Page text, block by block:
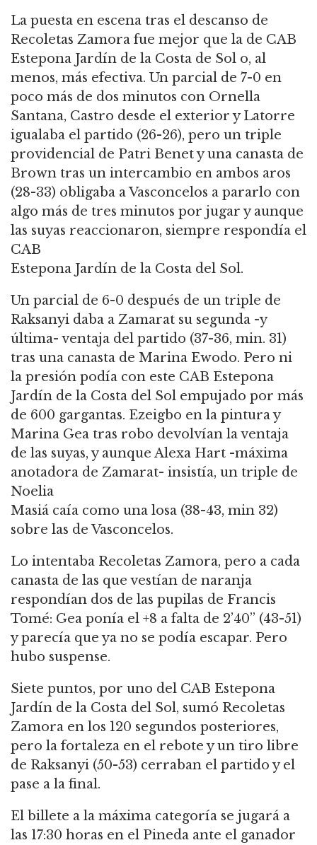
La puesta en escena tras el descanso de
Recoletas Zamora fue mejor que la de CAB
Estepona Jardín de la Costa de Sol o, al
menos, más efectiva. Un parcial de 7-0 en
poco más de dos minutos con Ornella
Santana, Castro desde el exterior y Latorre
igualaba el partido (26-26), pero un triple
providencial de Patri Benet y una canasta de
Brown tras un intercambio en ambos aros
(28-33) obligaba a Vasconcelos a pararlo con
algo más de tres minutos por jugar y aunque
las suyas reaccionaron, siempre respondía el
CAB
Estepona Jardín de la Costa del Sol.
Un parcial de 6-0 después de un triple de
Raksanyi daba a Zamarat su segunda -y
última- ventaja del partido (37-36, min. 31)
tras una canasta de Marina Ewodo. Pero ni
la presión podía con este CAB Estepona
Jardín de la Costa del Sol empujado por más
de 600 gargantas. Ezeigbo en la pintura y
Marina Gea tras robo devolvían la ventaja
de las suyas, y aunque Alexa Hart -máxima
anotadora de Zamarat- insistía, un triple de
Noelia
Masiá caía como una losa (38-43, min 32)
sobre las de Vasconcelos.
Lo intentaba Recoletas Zamora, pero a cada
canasta de las que vestían de naranja
respondían dos de las pupilas de Francis
Tomé: Gea ponía el +8 a falta de 2’40” (43-51)
y parecía que ya no se podía escapar. Pero
hubo suspense.
Siete puntos, por uno del CAB Estepona
Jardín de la Costa del Sol, sumó Recoletas
Zamora en los 120 segundos posteriores,
pero la fortaleza en el rebote y un tiro libre
de Raksanyi (50-53) cerraban el partido y el
pase a la final.
El billete a la máxima categoría se jugará a
las 17:30 horas en el Pineda ante el ganador